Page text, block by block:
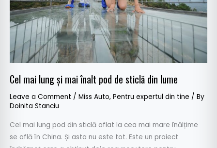
Cel mai lung și mai înalt pod de sticlă din lume
Leave a Comment / Miss Auto, Pentru expertul din tine / By
Doinita Stanciu
Cel mai lung pod din sticlă aflat la cea mai mare înălțime
se află în China. Și asta nu este tot. Este un proiect
de
sticlă
din
lume